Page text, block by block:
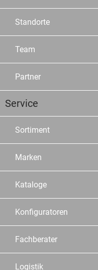
Standorte
Team
Partner
Service
Sortiment
Marken
Kataloge
Konfiguratoren
Fachberater
Logistik